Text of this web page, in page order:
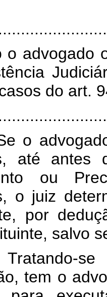
o advogado
do art.
o
até antes
ou
o juiz
por
salvo
se
tem o